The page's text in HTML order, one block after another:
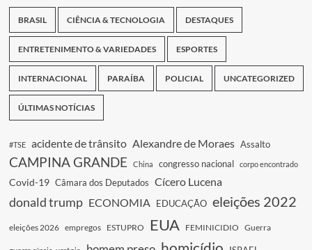
BRASIL CIÊNCIA & TECNOLOGIA DESTAQUES
ENTRETENIMENTO & VARIEDADES ESPORTES
INTERNACIONAL PARAÍBA POLICIAL UNCATEGORIZED
ÚLTIMAS NOTÍCIAS
#TSE acidente de trânsito Alexandre de Moraes Assalto
CAMPINA GRANDE China congresso nacional corpo encontrado
Covid-19 Câmara dos Deputados Cícero Lucena
donald trump ECONOMIA EDUCAÇÃO eleições 2022
eleições 2026 empregos ESTUPRO EUA FEMINICIDIO Guerra